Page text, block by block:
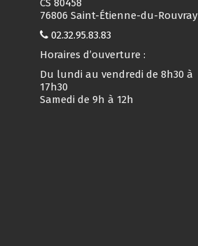
CS 80458
76806 Saint-Étienne-du-Rouvray
02.32.95.83.83
Horaires d’ouverture :
Du lundi au vendredi de 8h30 à
17h30
Samedi de 9h à 12h